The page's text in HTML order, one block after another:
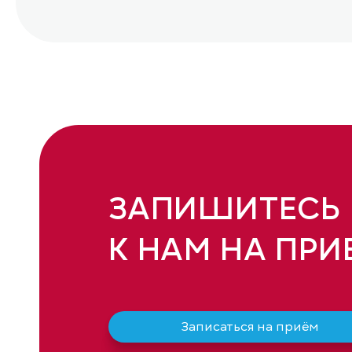
ЗАПИШИТЕСЬ
К НАМ НА
Записаться на приём